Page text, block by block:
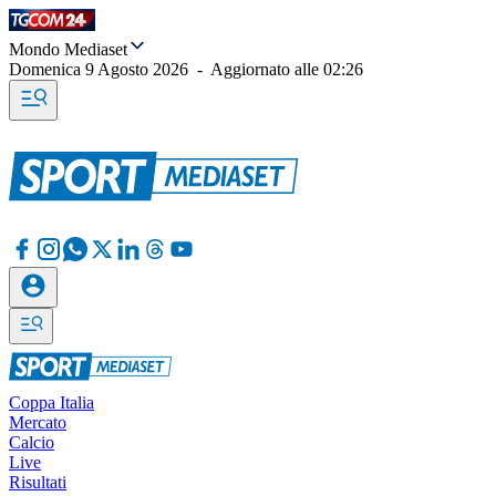
Mondo Mediaset
Domenica 9 Agosto 2026 - Aggiornato alle 02:26
Coppa Italia
Mercato
Calcio
Live
Risultati